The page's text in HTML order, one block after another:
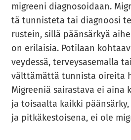
migree­ni diag­no­soi­daan.
tä tun­nis­te­ta tai diag­noo­si
rus­tein, sillä pään­sär­kyä
on eri­lai­sia. Po­ti­laan
vey­des­sä, ter­veys­a­se­mal­la
vält­tä­mät­tä tun­nis­ta oi­rei­ta
Migree­niä sai­ras­ta­va ei aina
ja toi­saal­ta kaik­ki
ja pit­kä­kes­toi­se­na, ei ole